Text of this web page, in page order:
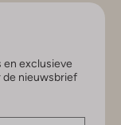
en exclusieve
de nieuwsbrief